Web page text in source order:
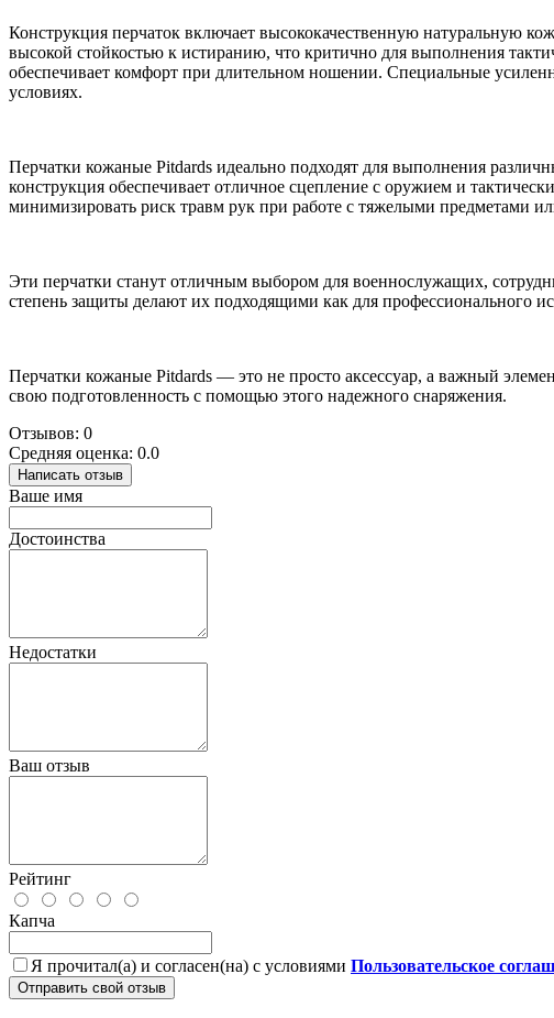
Конструкция перчаток включает высококачественную натуральную
высокой стойкостью к истиранию, что критично для выполнения
обеспечивает комфорт при длительном ношении. Специальные
условиях.
Перчатки кожаные Pitdards идеально подходят для выполнения
конструкция обеспечивает отличное сцепление с оружием и
минимизировать риск травм рук при работе с тяжелыми предметами
Эти перчатки станут отличным выбором для военнослужащих,
степень защиты делают их подходящими как для профессионального
Перчатки кожаные Pitdards — это не просто аксессуар, а важный
свою подготовленность с помощью этого надежного снаряжения.
Отзывов: 0
Средняя оценка: 0.0
Написать отзыв
Ваше имя
Достоинства
Недостатки
Ваш отзыв
Рейтинг
Капча
Я прочитал(а) и согласен(на) с условиями Пользовательское
Отправить свой отзыв